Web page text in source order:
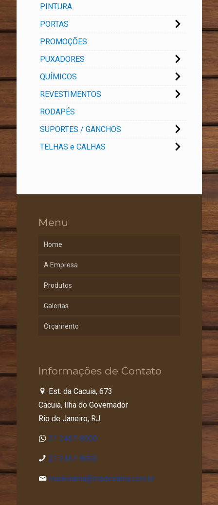
PINTURA
PORTAS
PROMOÇÕES
PUXADORES
QUÍMICOS
REVESTIMENTOS
RODAPÉS
SUPORTES / GANCHOS
TELHAS e CALHAS
Menu
Home
A Empresa
Produtos
Galerias
Orçamento
Informações de Contato
Est. da Cacuia, 673
Cacuia, Ilha do Governador
Rio de Janeiro, RJ
21 2467-8000
21 2467-8000
madeirama@madeirama.com.br